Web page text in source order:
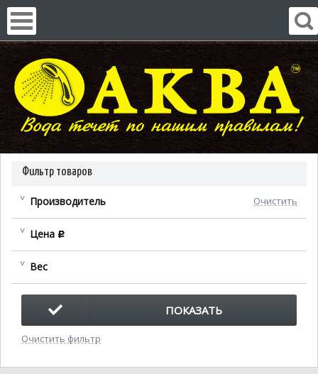
Фильтр товаров
Производитель Очистить
Цена c
Вес
ПОКАЗАТЬ
Очистить фильтр